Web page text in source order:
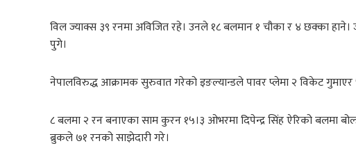
विल ज्याक्स ३९ रनमा अविजित रहे। उनले १८ बलमान १ चौका र ४ छक्का
पुगे।
नेपालविरुद्ध आक्रामक सुरुवात गरेको इङल्यान्डले पावर प्लेमा २ विकेट गुमाएर
८ बलमा २ रन बनाएका साम कुरन १५।३ ओभरमा दिपेन्द्र सिंह ऐरिको बलमा
ब्रुकले ७१ रनको साझेदारी गरे।